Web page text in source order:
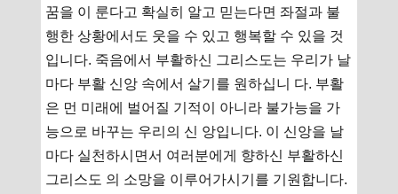
꿈을 이 룬다고 확실히 알고 믿는다면 좌절과 불
행한 상황에서도 웃을 수 있고 행복할 수 있을 것
입니다. 죽음에서 부활하신 그리스도는 우리가 날
마다 부활 신앙 속에서 살기를 원하십니 다. 부활
은 먼 미래에 벌어질 기적이 아니라 불가능을 가
능으로 바꾸는 우리의 신 앙입니다. 이 신앙을 날
마다 실천하시면서 여러분에게 향하신 부활하신
그리스도 의 소망을 이루어가시기를 기원합니다.